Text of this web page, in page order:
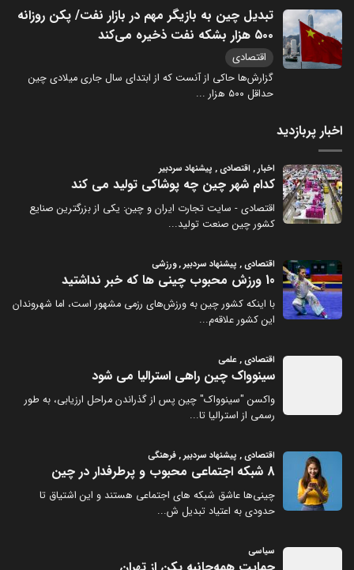
تبدیل چین به بازیگر مهم در بازار نفت/ پکن روزانه
۵۰۰ هزار بشکه نفت ذخیره می‌کند
اقتصادی
گزارش‌ها حاکی از آنست که از ابتدای سال جاری میلادی چین
حداقل ۵۰۰ هزار
...
اخبار پربازدید